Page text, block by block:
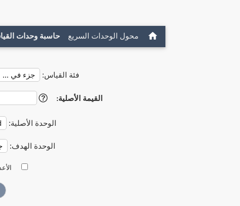
محول الوحدات السريع حاسبة وحدات
فئة القياس:
القيمة الأصلية: ?
الوحدة الأصلية:
الوحدة الهدف: